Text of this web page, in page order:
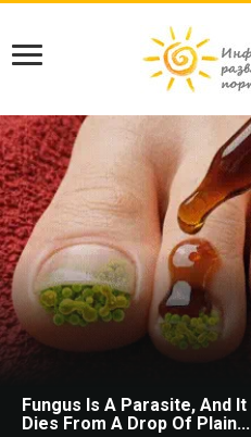
Fungus Is A Parasite, And It
Dies From A Drop Of Plain...